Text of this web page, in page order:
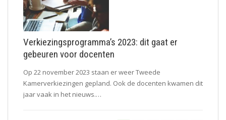
Verkiezingsprogramma’s 2023: dit gaat er
gebeuren voor docenten
Op 22 november 2023 staan er weer Tweede
Kamerverkiezingen gepland. Ook de docenten kwamen dit
jaar vaak in het nieuws.…